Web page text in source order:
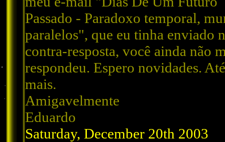
Passado - Paradoxo temporal,
paralelos", que eu tinha enviado
contra-resposta, você ainda não
respondeu. Espero novidades. Até
mais.
Amigavelmente
Eduardo
Saturday, December 20th 2003